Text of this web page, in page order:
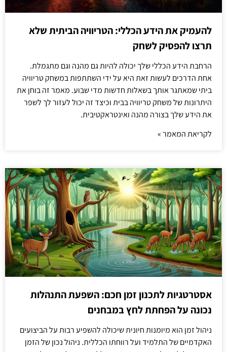
להעמיק את הידע הכללי: הטריוויה הביתית שלא
תרצו להפסיק לשחק
הרחבת הידע הכללי שלך יכולה להיות גם מהנה וגם מתגמלת.
אחת הדרכים לעשות זאת היא על ידי השתתפות במשחק טריוויה
ביתי שמאתגר אותך בשאלות חדשות מדי שבוע. מאמר זה בוחן את
היתרונות של משחק טריוויה בבית וכיצד זה יכול לעזור לך לשפר
את הידע שלך בצורה מהנה ואינטראקטיבית.
לקריאת המאמר »
אסטרטגיות לתכנון זמן חכם: השפעת התנהלות
נכונה על הפחתת לחץ במבחנים
ניהול זמן הוא מיומנות חיונית שיכולה להשפיע רבות על הביצועים
האקדמיים של התלמיד ועל רווחתו הכללית. ניהול נכון של הזמן